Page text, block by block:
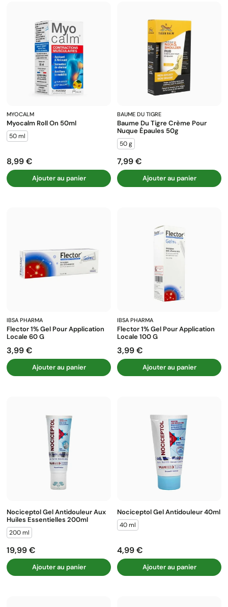
MYOCALM
Myocalm Roll On 50ml
50 ml
Prix
8,99 €
Ajouter au panier
BAUME DU TIGRE
Baume Du Tigre Crème Pour
Nuque Épaules 50g
50 g
Prix
7,99 €
Ajouter au panier
IBSA PHARMA
Flector 1% Gel Pour Application
Locale 60 G
Prix
3,99 €
Ajouter au panier
IBSA PHARMA
Flector 1% Gel Pour Application
Locale 100 G
Prix
3,99 €
Ajouter au panier
Nociceptol Gel Antidouleur Aux
Huiles Essentielles 200ml
200 ml
Prix
19,99 €
Ajouter au panier
Nociceptol Gel Antidouleur 40ml
40 ml
Prix
4,99 €
Ajouter au panier